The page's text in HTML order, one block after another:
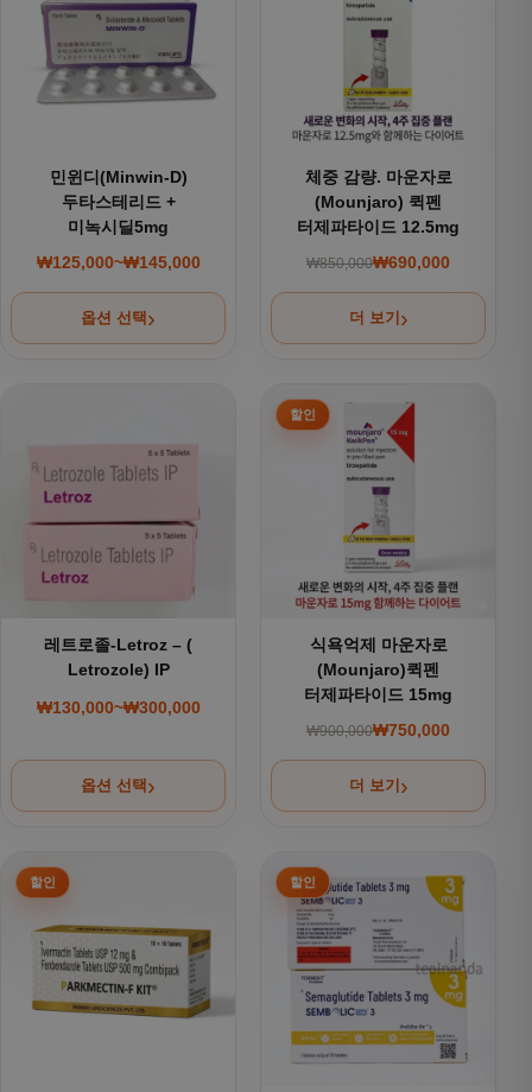
민윈디(Minwin-D)
두타스테리드 +
미녹시딜5mg
₩125,000~₩145,000
가격 범위: ₩125,000~₩145,000
옵션 선택
체중 감량. 마운자로
(Mounjaro) 퀵펜
터제파타이드 12.5mg
₩850,000 원래 가격:
₩690,000
현재 가격:
더 보기
레트로졸-Letroz – (
Letrozole) IP
₩130,000~₩300,000
가격 범위: ₩130,000~₩300,000
옵션 선택
여러 상품 옵션이 이 상품에 있습니다. 상품 페이지에서 옵션
식욕억제 마운자로
(Mounjaro)퀵펜
터제파타이드 15mg
₩900,000 원래 가격:
₩750,000
현재 가격:
더 보기
여러 상품 옵션이 이 상품에